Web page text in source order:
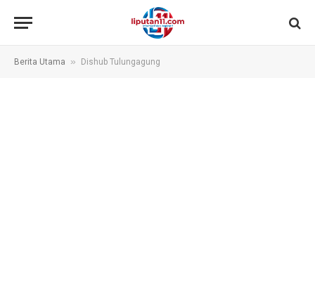
Berita Utama » Dishub Tulungagung